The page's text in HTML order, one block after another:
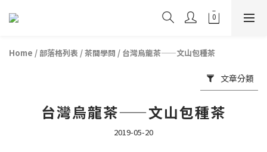
Home / 部落格列表 /茶間學問 / 台灣烏龍茶——文山包種茶
文章分類
台灣烏龍茶——文山包種茶
2019-05-20